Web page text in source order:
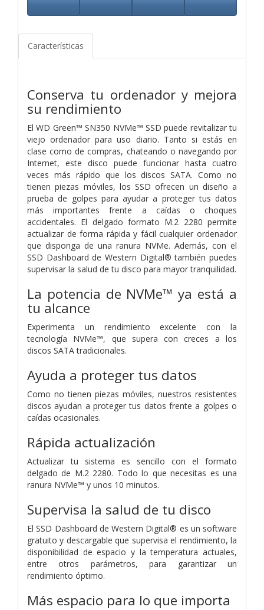
Características
Conserva tu ordenador y mejora
su rendimiento
El WD Green™ SN350 NVMe™ SSD puede revitalizar tu
viejo ordenador para uso diario. Tanto si estás en
clase como de compras, chateando o navegando por
Internet, este disco puede funcionar hasta cuatro
veces más rápido que los discos SATA. Como no
tienen piezas móviles, los SSD ofrecen un diseño a
prueba de golpes para ayudar a proteger tus datos
más importantes frente a caídas o choques
accidentales. El delgado formato M.2 2280 permite
actualizar de forma rápida y fácil cualquier ordenador
que disponga de una ranura NVMe. Además, con el
SSD Dashboard de Western Digital® también puedes
supervisar la salud de tu disco para mayor tranquilidad.
La potencia de NVMe™ ya está a
tu alcance
Experimenta un rendimiento excelente con la
tecnología NVMe™, que supera con creces a los
discos SATA tradicionales.
Ayuda a proteger tus datos
Como no tienen piezas móviles, nuestros resistentes
discos ayudan a proteger tus datos frente a golpes o
caídas ocasionales.
Rápida actualización
Actualizar tu sistema es sencillo con el formato
delgado de M.2 2280. Todo lo que necesitas es una
ranura NVMe™ y unos 10 minutos.
Supervisa la salud de tu disco
El SSD Dashboard de Western Digital® es un software
gratuito y descargable que supervisa el rendimiento, la
disponibilidad de espacio y la temperatura actuales,
entre otros parámetros, para garantizar un
rendimiento óptimo.
Más espacio para lo que importa